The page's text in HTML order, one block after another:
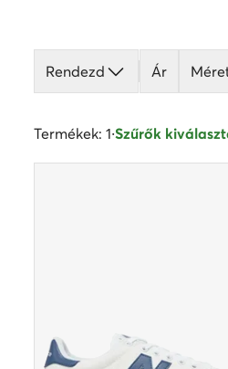
Rendezd Ár
Termékek: 1·Szűrők